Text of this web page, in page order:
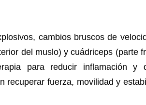
cambios bruscos de
del muslo) y cuádriceps (parte
para reducir inflamación y
recuperar fuerza, movilidad y